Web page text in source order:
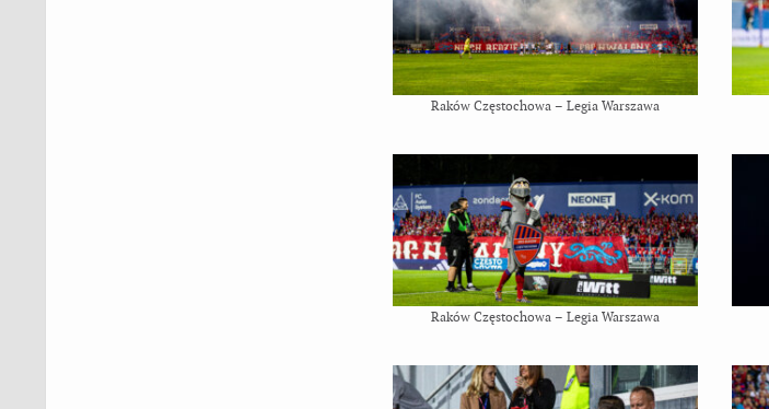
Raków Częstochowa – Legia Warszawa
Raków Częstochowa – Legia Warszawa